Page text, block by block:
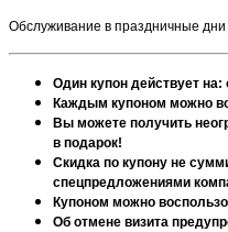
Обслуживание в праздничные
Один купон действует на:
Каждым купоном можно
Вы можете получить
в подарок!
Скидка по купону не
спецпредложениями
Купоном можно
Об отмене визита